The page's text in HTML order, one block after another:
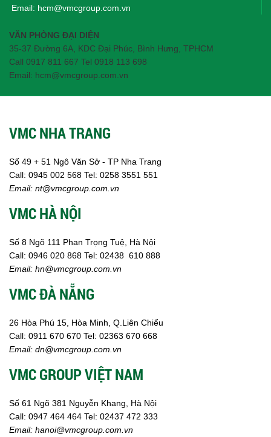
Email: hcm@vmcgroup.com.vn
VĂN PHÒNG ĐẠI DIỆN
35-37 Đường 6A, KDC Đại Phúc, Bình Hưng, TPHCM
Call 0917 811 667 Tel 0918 113 698
Email: hcm@vmcgroup.com.vn
VMC NHA TRANG
Số 49 + 51 Ngô Văn Sở - TP Nha Trang
Call: 0945 002 568 Tel: 0258 3551 551
Email: nt@vmcgroup.com.vn
VMC HÀ NỘI
Số 8 Ngõ 111 Phan Trọng Tuệ, Hà Nội
Call: 0946 020 868 Tel: 02438 610 888
Email: hn@vmcgroup.com.vn
VMC ĐÀ NẴNG
26 Hòa Phú 15, Hòa Minh, Q.Liên Chiểu
Call: 0911 670 670 Tel: 02363 670 668
Email: dn@vmcgroup.com.vn
VMC GROUP VIỆT NAM
Số 61 Ngõ 381 Nguyễn Khang, Hà Nội
Call: 0947 464 464 Tel: 02437 472 333
Email: hanoi@vmcgroup.com.vn